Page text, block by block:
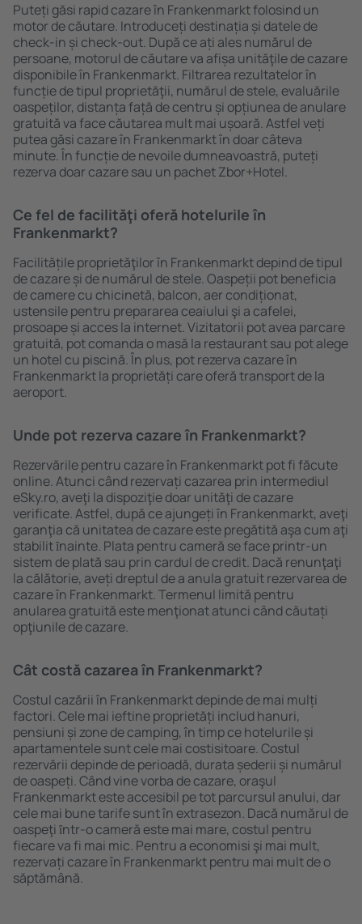
Puteți găsi rapid cazare în Frankenmarkt folosind un
motor de căutare. Introduceți destinația și datele de
check-in și check-out. După ce ați ales numărul de
persoane, motorul de căutare va afișa unităţile de cazare
disponibile în Frankenmarkt. Filtrarea rezultatelor în
funcție de tipul proprietăţii, numărul de stele, evaluările
oaspeților, distanța față de centru și opțiunea de anulare
gratuită va face căutarea mult mai ușoară. Astfel veți
putea găsi cazare în Frankenmarkt în doar câteva
minute. În funcție de nevoile dumneavoastră, puteți
rezerva doar cazare sau un pachet Zbor+Hotel.
Ce fel de facilităţi oferă hotelurile în
Frankenmarkt?
Facilitățile proprietăţilor în Frankenmarkt depind de tipul
de cazare și de numărul de stele. Oaspeții pot beneficia
de camere cu chicinetă, balcon, aer condiționat,
ustensile pentru prepararea ceaiului şi a cafelei,
prosoape și acces la internet. Vizitatorii pot avea parcare
gratuită, pot comanda o masă la restaurant sau pot alege
un hotel cu piscină. În plus, pot rezerva cazare în
Frankenmarkt la proprietăți care oferă transport de la
aeroport.
Unde pot rezerva cazare în Frankenmarkt?
Rezervările pentru cazare în Frankenmarkt pot fi făcute
online. Atunci când rezervați cazarea prin intermediul
eSky.ro, aveţi la dispoziţie doar unităţi de cazare
verificate. Astfel, după ce ajungeți în Frankenmarkt, aveţi
garanţia că unitatea de cazare este pregătită aşa cum aţi
stabilit ȋnainte. Plata pentru cameră se face printr-un
sistem de plată sau prin cardul de credit. Dacă renunţaţi
la călătorie, aveți dreptul de a anula gratuit rezervarea de
cazare în Frankenmarkt. Termenul limită pentru
anularea gratuită este menţionat atunci când căutați
opţiunile de cazare.
Cât costă cazarea în Frankenmarkt?
Costul cazării în Frankenmarkt depinde de mai mulți
factori. Cele mai ieftine proprietăți includ hanuri,
pensiuni și zone de camping, în timp ce hotelurile și
apartamentele sunt cele mai costisitoare. Costul
rezervării depinde de perioadă, durata șederii și numărul
de oaspeți. Când vine vorba de cazare, oraşul
Frankenmarkt este accesibil pe tot parcursul anului, dar
cele mai bune tarife sunt în extrasezon. Dacă numărul de
oaspeţi ȋntr-o cameră este mai mare, costul pentru
fiecare va fi mai mic. Pentru a economisi şi mai mult,
rezervați cazare în Frankenmarkt pentru mai mult de o
săptămână.